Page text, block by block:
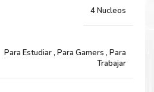
4 Nucleos
Para Estudiar, Para Gamers , Para
Trabajar